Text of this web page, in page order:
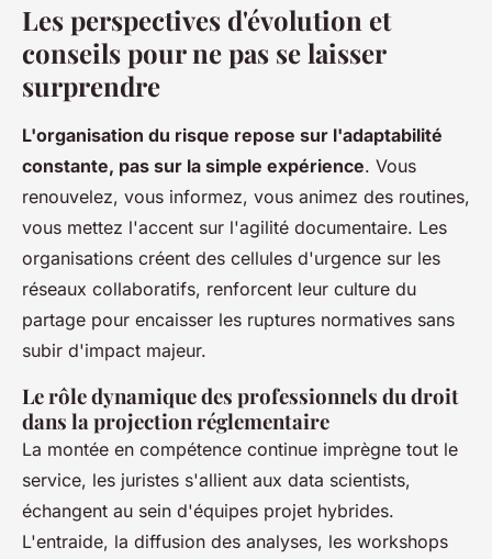
Les perspectives d'évolution et
conseils pour ne pas se laisser
surprendre
L'organisation du risque repose sur l'adaptabilité
constante, pas sur la simple expérience. Vous
renouvelez, vous informez, vous animez des routines,
vous mettez l'accent sur l'agilité documentaire. Les
organisations créent des cellules d'urgence sur les
réseaux collaboratifs, renforcent leur culture du
partage pour encaisser les ruptures normatives sans
subir d'impact majeur.
Le rôle dynamique des professionnels du droit
dans la projection réglementaire
La montée en compétence continue imprègne tout le
service, les juristes s'allient aux data scientists,
échangent au sein d'équipes projet hybrides.
L'entraide, la diffusion des analyses, les workshops